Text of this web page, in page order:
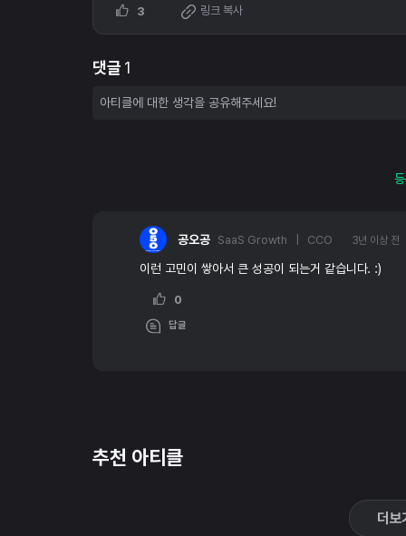
3 링크 복사
댓글 1
공오공 SaaS Growth | CCO 3년 이상 전
이런 고민이 쌓아서 큰 성공이 되는거 같습니다. :)
0
답글
추천 아티클
더